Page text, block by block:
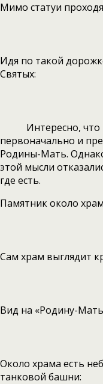
Мимо статуи
Идя по такой
Святых:
Интересно, что
первоначально и
Родины-Мать.
этой мысли
где есть.
Памятник около
Сам храм выглядит
Вид на «Родину-
Около храма есть
танковой башни: